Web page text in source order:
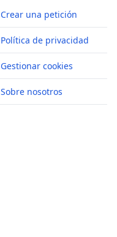
Crear una petición
Política de privacidad
Gestionar cookies
Sobre nosotros